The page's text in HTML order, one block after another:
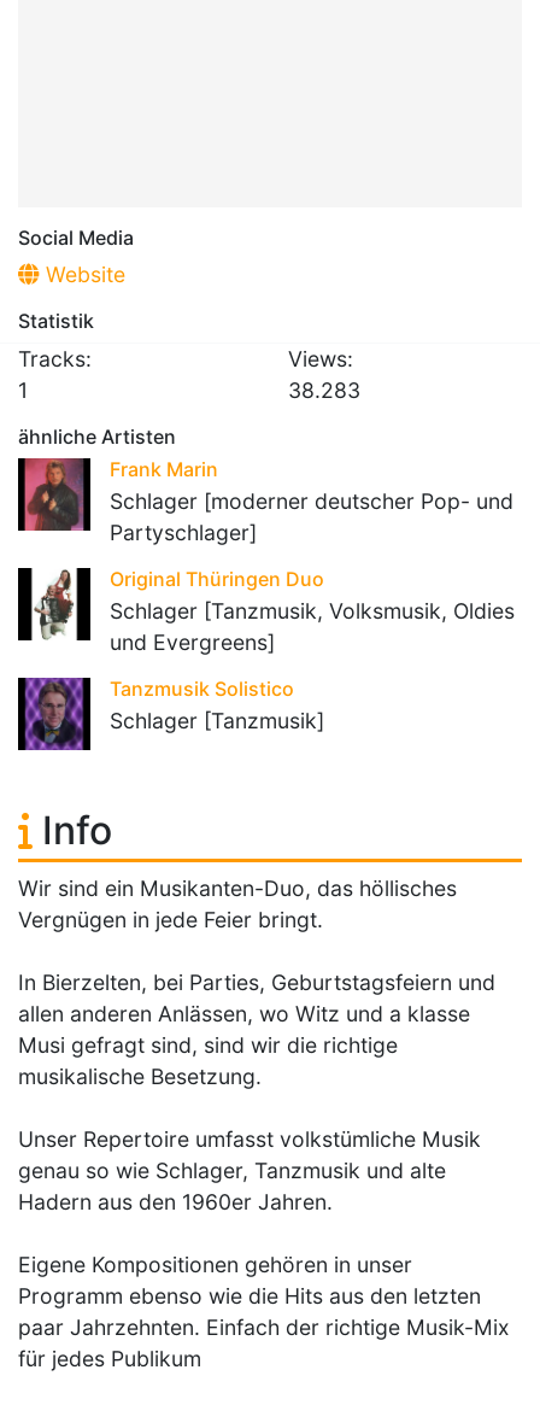
Social Media
Website
Statistik
Tracks:
1
Views:
38.283
ähnliche Artisten
Frank Marin
Schlager [moderner deutscher Pop- und
Partyschlager]
Original Thüringen Duo
Schlager [Tanzmusik, Volksmusik, Oldies
und Evergreens]
Tanzmusik Solistico
Schlager [Tanzmusik]
Info
Wir sind ein Musikanten-Duo, das höllisches
Vergnügen in jede Feier bringt.
In Bierzelten, bei Parties, Geburtstagsfeiern und
allen anderen Anlässen, wo Witz und a klasse
Musi gefragt sind, sind wir die richtige
musikalische Besetzung.
Unser Repertoire umfasst volkstümliche Musik
genau so wie Schlager, Tanzmusik und alte
Hadern aus den 1960er Jahren.
Eigene Kompositionen gehören in unser
Programm ebenso wie die Hits aus den letzten
paar Jahrzehnten. Einfach der richtige Musik-Mix
für jedes Publikum